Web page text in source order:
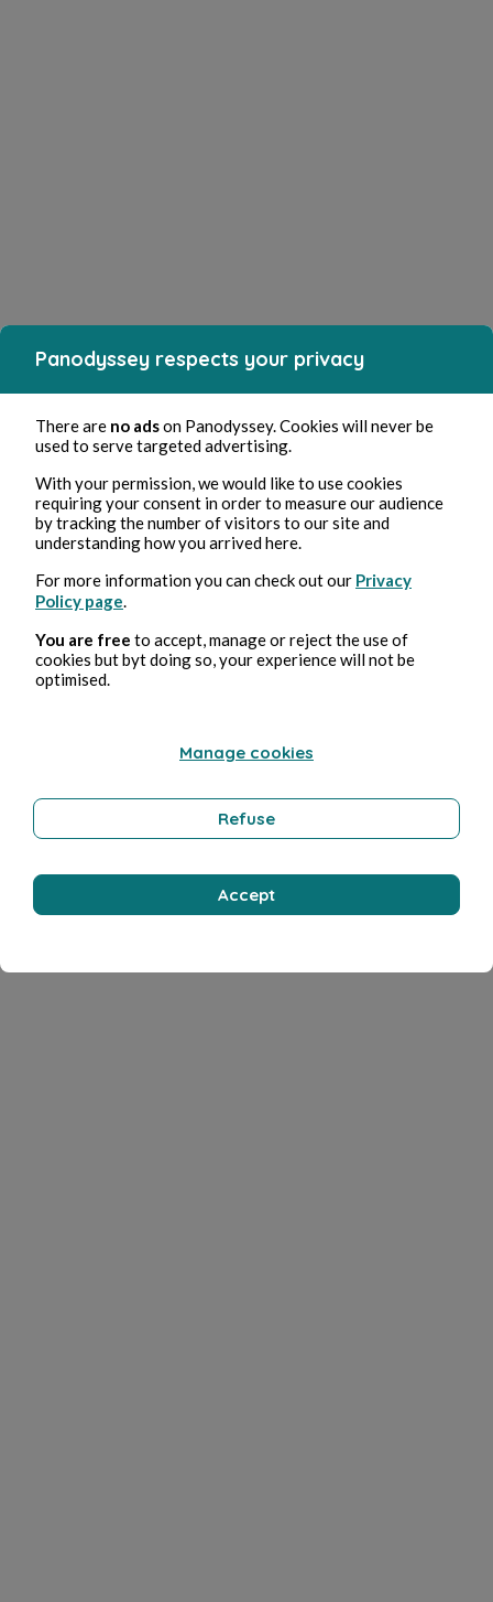
Panodyssey respects your privacy
There are no adson Panodyssey. Cookies will never be
used to serve targeted advertising.
With your permission, we would like to use cookies
requiring your consent in order to measure our audience
by tracking the number of visitors to our site and
understanding how you arrived here.
For more information you can check out our Privacy
Policy page
You are free to accept, manage or reject the use of
cookies but byt doing so, your experience will not be
optimised.
Manage cookies
Refuse
Accept